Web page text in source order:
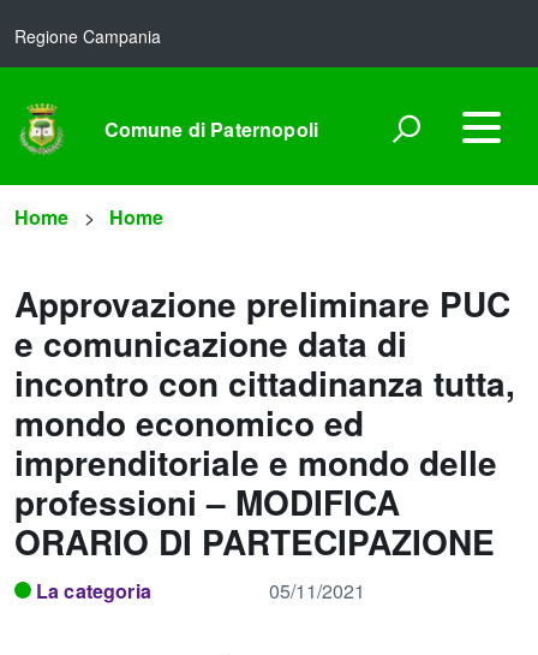
Regione Campania
Comune di Paternopoli
Home Home
Approvazione preliminare PUC
e comunicazione data di
incontro con cittadinanza tutta,
mondo economico ed
imprenditoriale e mondo delle
professioni – MODIFICA
ORARIO DI PARTECIPAZIONE
La categoria 05/11/2021